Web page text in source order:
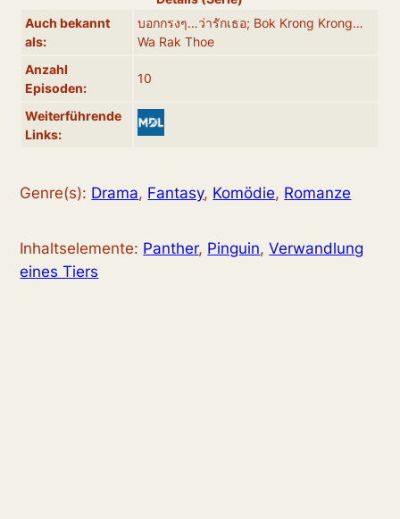
Auch bekannt
als:
บอกกรงๆ…ว่ารักเธอ; Bok Krong Krong…
Wa Rak Thoe
Anzahl
Episoden:
10
Weiterführende
Links:
Genre(s): Drama, Fantasy, Komödie, Romanze
Inhaltselemente: Panther, Pinguin,Verwandlung
eines Tiers